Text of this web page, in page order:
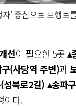
' 중심으로 보행로
선이 필요한 5곳▴
(사당역 주변)과
북로2길) ▴송파
이다.